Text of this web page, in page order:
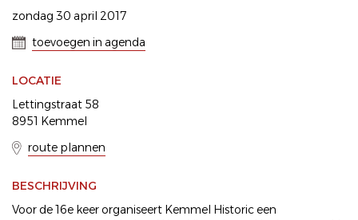
zondag 30 april 2017
toevoegen in agenda
LOCATIE
Lettingstraat 58
8951 Kemmel
route plannen
BESCHRIJVING
Voor de 16e keer organiseert Kemmel Historic een